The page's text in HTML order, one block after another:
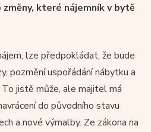
které nájemník v bytě
lze předpokládat, že bude
pozmění uspořádání nábytku a
jistě může, ale majitel má
do původního stavu
a nové výmalby. Ze zákona na